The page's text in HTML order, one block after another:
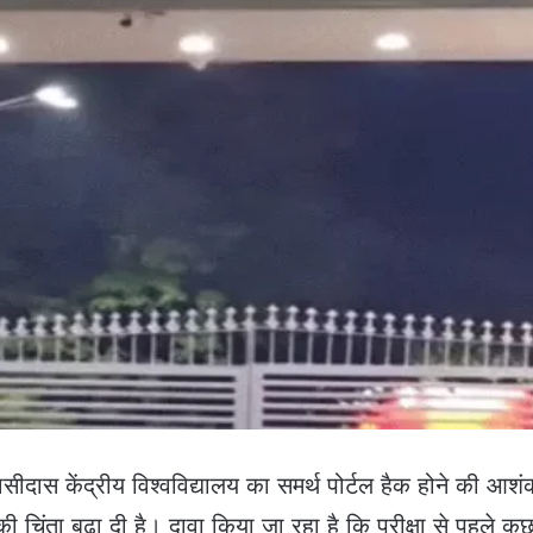
केंद्रीय विश्वविद्यालय का समर्थ पोर्टल हैक होने की
चिंता बढ़ा दी है। दावा किया जा रहा है कि परीक्षा से पहले